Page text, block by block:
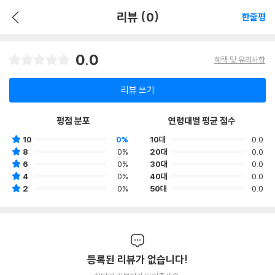
리뷰 (0) 한줄평
0.0 혜택 및 유의사항
리뷰 쓰기
평점 분포
10
0%
8
0%
6
0%
4
0%
2
0%
연령대별 평균 점수
10대
0.0
20대
0.0
30대
0.0
40대
0.0
50대
0.0
등록된 리뷰가 없습니다!